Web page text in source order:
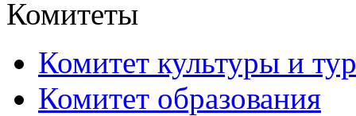
Комитеты
Комитет культуры и
Комитет образования